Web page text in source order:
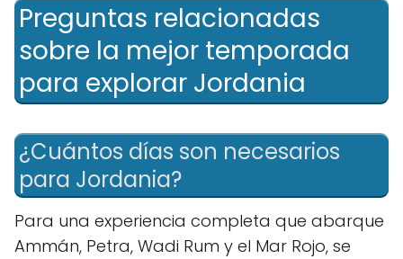
Preguntas relacionadas
sobre la mejor temporada
para explorar Jordania
¿Cuántos días son necesarios
para Jordania?
Para una experiencia completa que abarque
Ammán, Petra, Wadi Rum y el Mar Rojo, se